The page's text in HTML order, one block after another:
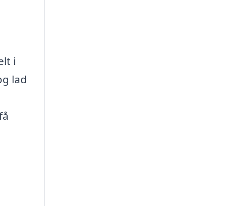
i
lad